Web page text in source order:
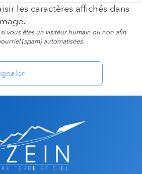
les caractères affichés dans
vous êtes un visiteur humain ou non afin
(spam) automatisées.